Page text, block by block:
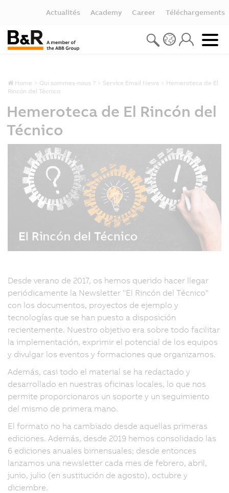
Actualités Academy Career Téléchargements
Home Qui sommes-nous ? Service Email News
Hemeroteca de El
Rincón del Técnico
Hemeroteca de El Rincón del
Técnico
Desde verano de 2017, os hemos querido hacer llegar
periódicamente la Newsletter "El Rincón del Técnico"
con los documentos, proyectos de ejemplo y
tecnologías que se han puesto a disposición
recientemente. Nuestro objetivo era sobre todo facilitar
la implementación, exprimir el potencial de los equipos
y divulgar los eventos y formaciones que organizamos.
Además, casi todo el material se ha redactado y
desarrollado en nuestras oficinas locales, lo que nos
permite proporcionaros un soporte y un seguimiento
del mismo de primera mano.
El formato no ha cambiado desde aquellas primeras
ediciones. Además, desde 2019 hemos consolidado las
6 ediciones anuales bimensuales; desde entonces
lanzamos una newsletter cada mes de febrero, abril,
junio, julio (en sustitución de agosto), octubre y
diciembre.